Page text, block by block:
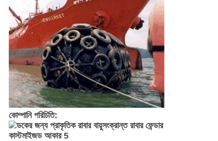
কোম্পানি পরিচিতি: